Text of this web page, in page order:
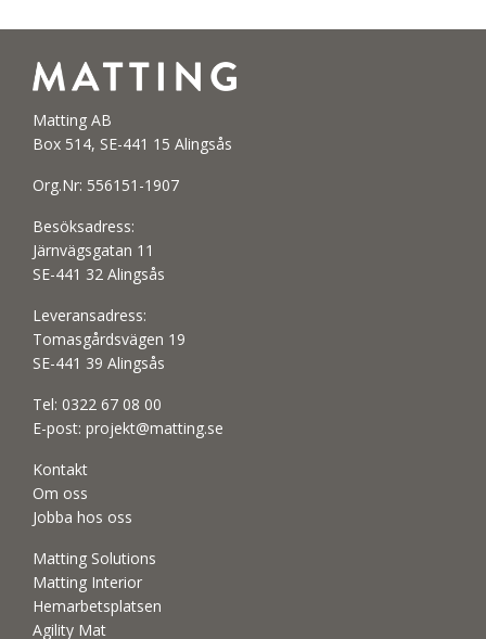
Matting AB
Box 514, SE-441 15 Alingsås
Org.Nr: 556151-1907
Besöksadress:
Järnvägsgatan 11
SE-441 32 Alingsås
Leveransadress:
Tomasgårdsvägen 19
SE-441 39 Alingsås
Tel: 0322 67 08 00
E-post: projekt@matting.se
Kontakt
Om oss
Jobba hos oss
Matting Solutions
Matting Interior
Hemarbetsplatsen
Agility Mat